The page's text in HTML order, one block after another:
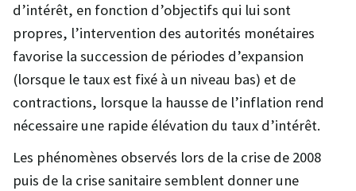
d’intérêt, en fonction d’objectifs qui lui sont
propres, l’intervention des autorités monétaires
favorise la succession de périodes d’expansion
(lorsque le taux est fixé à un niveau bas) et de
contractions, lorsque la hausse de l’inflation rend
nécessaire une rapide élévation du taux d’intérêt.
Les phénomènes observés lors de la crise de 2008
puis de la crise sanitaire semblent donner une